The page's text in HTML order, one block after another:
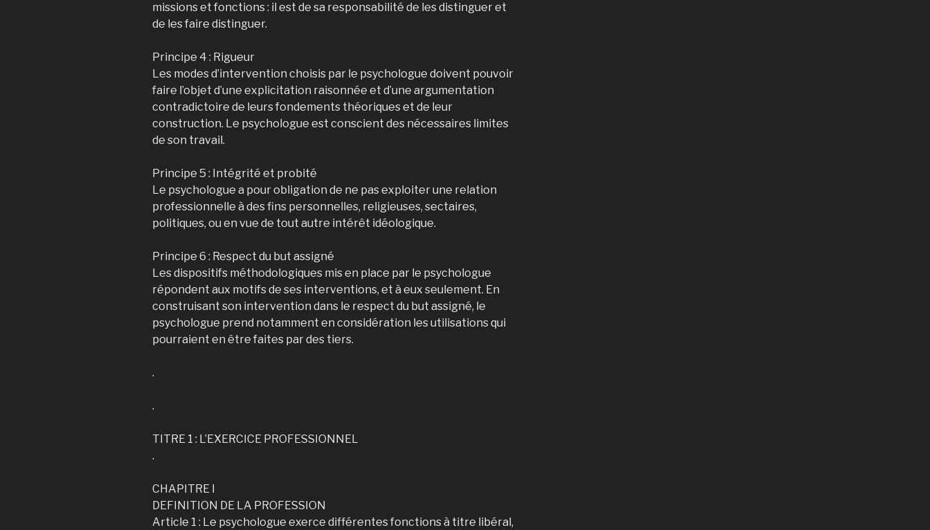
missions et fonctions : il est de sa responsabilité de les distinguer et
de les faire distinguer.
Principe 4 : Rigueur
Les modes d’intervention choisis par le psychologue doivent pouvoir
faire l’objet d’une explicitation raisonnée et d’une argumentation
contradictoire de leurs fondements théoriques et de leur
construction. Le psychologue est conscient des nécessaires limites
de son travail.
Principe 5 : Intégrité et probité
Le psychologue a pour obligation de ne pas exploiter une relation
professionnelle à des fins personnelles, religieuses, sectaires,
politiques, ou en vue de tout autre intérêt idéologique.
Principe 6 : Respect du but assigné
Les dispositifs méthodologiques mis en place par le psychologue
répondent aux motifs de ses interventions, et à eux seulement. En
construisant son intervention dans le respect du but assigné, le
psychologue prend notamment en considération les utilisations qui
pourraient en être faites par des tiers.
.
.
TITRE 1 : L’EXERCICE PROFESSIONNEL
.
CHAPITRE I
DEFINITION DE LA PROFESSION
Article 1 : Le psychologue exerce différentes fonctions à titre libéral,